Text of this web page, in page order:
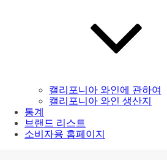
캘리포니아 와인에 관하여
캘리포니아 와인 생산지
통계
브랜드 리스트
소비자용 홈페이지